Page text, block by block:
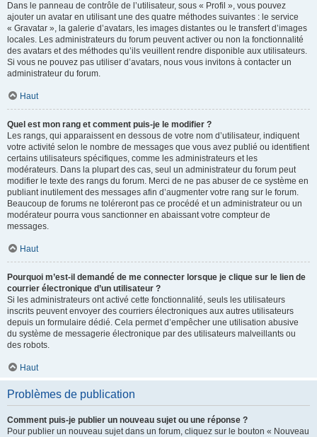
Dans le panneau de contrôle de l’utilisateur, sous « Profil », vous pouvez
ajouter un avatar en utilisant une des quatre méthodes suivantes : le service
« Gravatar », la galerie d’avatars, les images distantes ou le transfert d’images
locales. Les administrateurs du forum peuvent activer ou non la fonctionnalité
des avatars et des méthodes qu’ils veuillent rendre disponible aux utilisateurs.
Si vous ne pouvez pas utiliser d’avatars, nous vous invitons à contacter un
administrateur du forum.
Haut
Quel est mon rang et comment puis-je le modifier ?
Les rangs, qui apparaissent en dessous de votre nom d’utilisateur, indiquent
votre activité selon le nombre de messages que vous avez publié ou identifient
certains utilisateurs spécifiques, comme les administrateurs et les
modérateurs. Dans la plupart des cas, seul un administrateur du forum peut
modifier le texte des rangs du forum. Merci de ne pas abuser de ce système en
publiant inutilement des messages afin d’augmenter votre rang sur le forum.
Beaucoup de forums ne toléreront pas ce procédé et un administrateur ou un
modérateur pourra vous sanctionner en abaissant votre compteur de
messages.
Haut
Pourquoi m’est-il demandé de me connecter lorsque je clique sur le lien de
courrier électronique d’un utilisateur ?
Si les administrateurs ont activé cette fonctionnalité, seuls les utilisateurs
inscrits peuvent envoyer des courriers électroniques aux autres utilisateurs
depuis un formulaire dédié. Cela permet d’empêcher une utilisation abusive
du système de messagerie électronique par des utilisateurs malveillants ou
des robots.
Haut
Problèmes de publication
Comment puis-je publier un nouveau sujet ou une réponse ?
Pour publier un nouveau sujet dans un forum, cliquez sur le bouton « Nouveau